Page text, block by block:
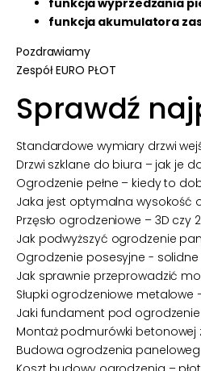
funkcja wyprzedzania
funkcja akumulatora
Pozdrawiamy
ZespółEURO PŁOT
Sprawdź
Standardowe wymiary drzwi
Drzwi szklane do biura – jak je
Ogrodzenie pełne – kiedy to
Jaka jest optymalna wysokość
Przęsło ogrodzeniowe – 3D czy
Jak podwyższyć ogrodzenie
Ogrodzenie posesyjne -
Jak sprawnie przeprowadzić
Słupki ogrodzeniowe
Jaki fundament pod
Montaż podmurówki
Budowa ogrodzenia